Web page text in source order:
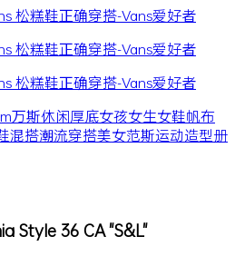
万斯休闲厚底女孩女生女鞋帆布
混搭潮流穿搭美女范斯运动造型册
Style 36 CA "S&L"